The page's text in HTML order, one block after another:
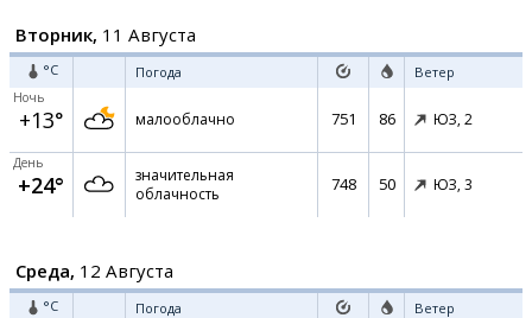
Вторник, 11 Августа
°C Погода Ветер
Ночь
+13° малооблачно 751 86 ЮЗ, 2
День
+24°
значительная
облачность
748 50 ЮЗ, 3
Среда, 12 Августа
°C Погода Ветер